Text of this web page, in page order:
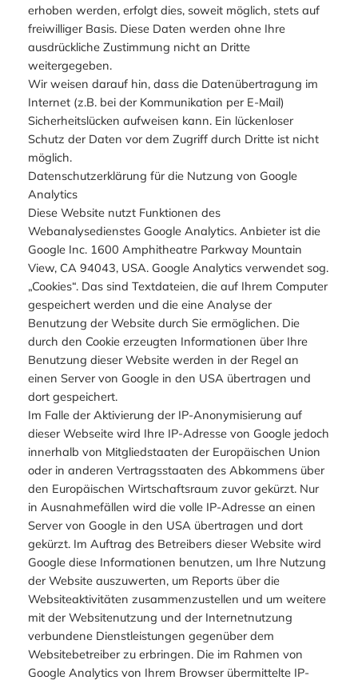
erhoben werden, erfolgt dies, soweit möglich, stets auf
freiwilliger Basis. Diese Daten werden ohne Ihre
ausdrückliche Zustimmung nicht an Dritte
weitergegeben.
Wir weisen darauf hin, dass die Datenübertragung im
Internet (z.B. bei der Kommunikation per E-Mail)
Sicherheitslücken aufweisen kann. Ein lückenloser
Schutz der Daten vor dem Zugriff durch Dritte ist nicht
möglich.
Datenschutzerklärung für die Nutzung von Google
Analytics
Diese Website nutzt Funktionen des
Webanalysedienstes Google Analytics. Anbieter ist die
Google Inc. 1600 Amphitheatre Parkway Mountain
View, CA 94043, USA. Google Analytics verwendet sog.
„Cookies“. Das sind Textdateien, die auf Ihrem Computer
gespeichert werden und die eine Analyse der
Benutzung der Website durch Sie ermöglichen. Die
durch den Cookie erzeugten Informationen über Ihre
Benutzung dieser Website werden in der Regel an
einen Server von Google in den USA übertragen und
dort gespeichert.
Im Falle der Aktivierung der IP-Anonymisierung auf
dieser Webseite wird Ihre IP-Adresse von Google jedoch
innerhalb von Mitgliedstaaten der Europäischen Union
oder in anderen Vertragsstaaten des Abkommens über
den Europäischen Wirtschaftsraum zuvor gekürzt. Nur
in Ausnahmefällen wird die volle IP-Adresse an einen
Server von Google in den USA übertragen und dort
gekürzt. Im Auftrag des Betreibers dieser Website wird
Google diese Informationen benutzen, um Ihre Nutzung
der Website auszuwerten, um Reports über die
Websiteaktivitäten zusammenzustellen und um weitere
mit der Websitenutzung und der Internetnutzung
verbundene Dienstleistungen gegenüber dem
Websitebetreiber zu erbringen. Die im Rahmen von
Google Analytics von Ihrem Browser übermittelte IP-